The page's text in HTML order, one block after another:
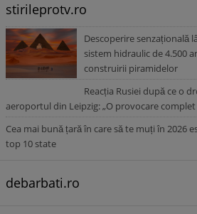
stirileprotv.ro
Descoperire senzațională
sistem hidraulic de 4.500
construirii piramidelor
Reacția Rusiei după ce o
aeroportul din Leipzig: „O provocare complet
Cea mai bună țară în care să te muți în 2026
top 10 state
debarbati.ro